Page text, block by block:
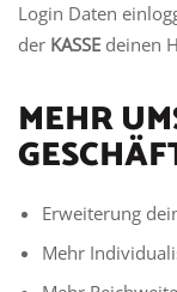
Login Daten
der KASSE deinen
MEHR
Erweiterung
Mehr